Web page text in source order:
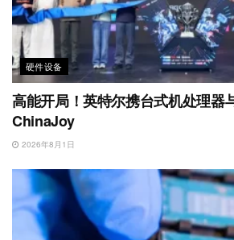
硬件设备
高能开局！英特尔携台式机处理器
ChinaJoy
2026年8月1日